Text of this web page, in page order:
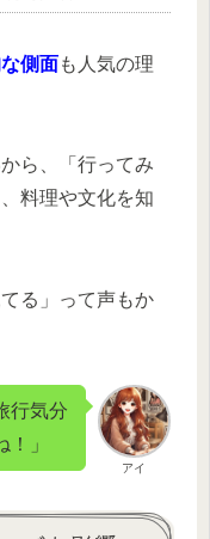
側面も人気の理
ら、「行ってみ
料理や文化を知
る」って声もか
アイ
行気分
」